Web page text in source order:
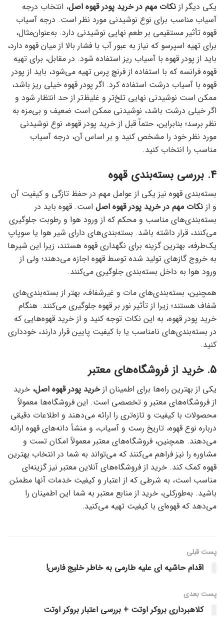
یکی دیگر از نکات مهم در خرید پودر قهوه اصل، انتخاب درجه
آسیاب مناسب برای نوع نوشیدنی مورد نظر است. درجه آسیاب
قهوه تأثیر مستقیمی بر طعم نهایی نوشیدنی دارد. به‌عنوان‌مثال،
برای تهیه اسپرسو که نیاز به عبور آب با فشار بالا از میان قهوه دارد،
باید از پودر قهوه با آسیاب ریز استفاده شود. در مقابل، برای تهیه
قهوه فرانسه که با استفاده از فرنچ پرس تهیه می‌شود، باید از پودر
قهوه با آسیاب درشت استفاده کرد. اگر پودر قهوه خیلی ریز باشد،
ممکن است نوشیدنی نهایی تلخ‌تر و غلیظ‌تر از حد انتظار شود و
اگر خیلی درشت باشد، نوشیدنی ممکن است ضعیف و بی‌مزه به
نظر برسد؛ بنابراین، حتماً قبل از خرید پودر قهوه، نوع نوشیدنی
مورد نظر خود را مشخص کنید و بر اساس آن، درجه آسیاب
مناسب را انتخاب کنید.
4. بررسی بسته‌بندی قهوه
بسته‌بندی قهوه نیز یکی از عوامل مهم در حفظ تازگی و کیفیت آن
و از نکات مهم در خرید پودر قهوه اصل است. قهوه باید در
بسته‌بندی‌های مناسب و محکم که از ورود هوا و رطوبت جلوگیری
می‌کنند، قرار داشته باشد. بسته‌بندی‌های دارای شیر هوا یا سوپاپ
یک‌طرفه، بهترین گزینه برای نگهداری قهوه هستند، زیرا این شیرها
به خروج گازهای تولید شده توسط قهوه اجازه می‌دهند؛ ولی از
ورود هوا به داخل بسته‌بندی جلوگیری می‌کنند.
همچنین، بسته‌بندی‌های مات و غیرشفاف، بهتر از بسته‌بندی‌های
شفاف هستند؛ زیرا از تأثیر نور بر قهوه جلوگیری می‌کنند. هنگام
خرید پودر قهوه، به این نکات توجه کنید و از خرید قهوه‌هایی که
در بسته‌بندی‌های نامناسب یا با کیفیت پایین قرار دارند، خودداری
کنید.
5. خرید از فروشگاه‌های معتبر
یکی از بهترین راه‌ها برای اطمینان ازخرید پودر قهوه اصل، خرید
از فروشگاه‌های معتبر و تخصصی است. این فروشگاه‌ها معمولاً
محصولات با کیفیت و تازه‌تری را ارائه می‌دهند و اطلاعات دقیقی
درباره نوع قهوه، تاریخ رست و آسیاب، و منشأ دانه‌های قهوه ارائه
می‌دهند. همچنین، فروشگاه‌های معتبر معمولاً امکان تست و
مشاوره را نیز فراهم می‌کنند که می‌تواند به شما در انتخاب بهترین
قهوه کمک کند. خرید از فروشگاه‌های آنلاین معتبر نیز گزینه‌ای
مناسب است، به شرطی که از اعتبار و کیفیت خدمات آنها مطمئن
باشید. به‌طورکلی، خرید از منابع معتبر به شما این اطمینان را
می‌دهد که قهوه‌ای با کیفیت تهیه می‌کنید.
پست قبلی
اقدام حاشیه ای علیه طارمی به خاطر خلیج فارس!
پست‌ بعدی
کلاهبرداری بروکر اوتت + بررسی اعتبار بروکر اوتت